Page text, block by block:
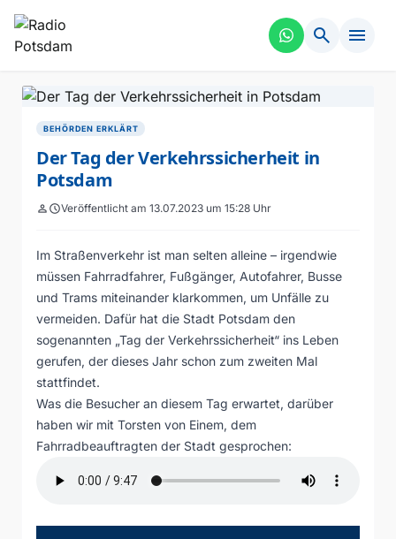
search menu
BEHÖRDEN ERKLÄRT
Der Tag der Verkehrssicherheit in
Potsdam
personscheduleVeröffentlicht am 13.07.2023 um 15:28 Uhr
Im Straßenverkehr ist man selten alleine – irgendwie
müssen Fahrradfahrer, Fußgänger, Autofahrer, Busse
und Trams miteinander klarkommen, um Unfälle zu
vermeiden. Dafür hat die Stadt Potsdam den
sogenannten „Tag der Verkehrssicherheit“ ins Leben
gerufen, der dieses Jahr schon zum zweiten Mal
stattfindet.
Was die Besucher an diesem Tag erwartet, darüber
haben wir mit Torsten von Einem, dem
Fahrradbeauftragten der Stadt gesprochen: